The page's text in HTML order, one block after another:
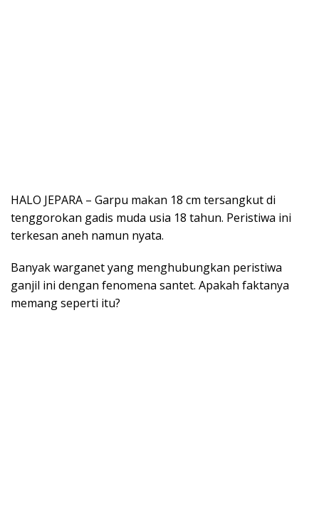
HALO JEPARA – Garpu makan 18 cm tersangkut di
tenggorokan gadis muda usia 18 tahun. Peristiwa ini
terkesan aneh namun nyata.
Banyak warganet yang menghubungkan peristiwa
ganjil ini dengan fenomena santet. Apakah faktanya
memang seperti itu?